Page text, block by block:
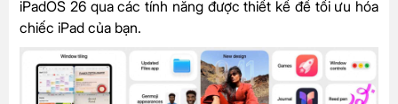
iPadOS 26 qua các tính năng được thiết kế để tối ưu hóa
chiếc iPad của bạn.